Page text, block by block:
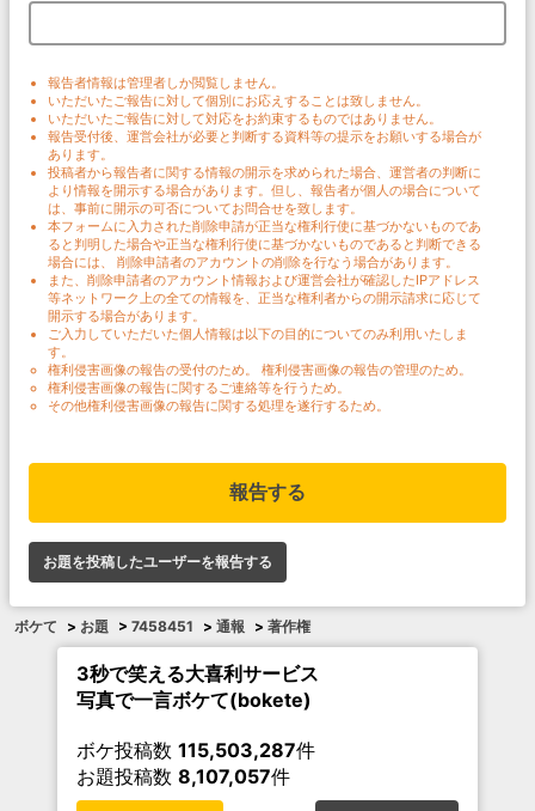
報告者情報は管理者しか閲覧しません。
いただいたご報告に対して個別にお応えすることは致しません。
いただいたご報告に対して対応をお約束するものではありません。
報告受付後、運営会社が必要と判断する資料等の提示をお願いする場合が
あります。
投稿者から報告者に関する情報の開示を求められた場合、運営者の判断に
より情報を開示する場合があります。但し、報告者が個人の場合について
は、事前に開示の可否についてお問合せを致します。
本フォームに入力された削除申請が正当な権利行使に基づかないものであ
ると判明した場合や正当な権利行使に基づかないものであると判断できる
場合には、 削除申請者のアカウントの削除を行なう場合があります。
また、削除申請者のアカウント情報および運営会社が確認したIPアドレス
等ネットワーク上の全ての情報を、正当な権利者からの開示請求に応じて
開示する場合があります。
ご入力していただいた個人情報は以下の目的についてのみ利用いたしま
す。
権利侵害画像の報告の受付のため。 権利侵害画像の報告の管理のため。
権利侵害画像の報告に関するご連絡等を行うため。
その他権利侵害画像の報告に関する処理を遂行するため。
報告する
お題を投稿したユーザーを報告する
ボケて > お題 > 7458451 > 通報 > 著作権
3秒で笑える大喜利サービス
写真で一言ボケて(bokete)
ボケ投稿数 115,503,287件
お題投稿数 8,107,057件